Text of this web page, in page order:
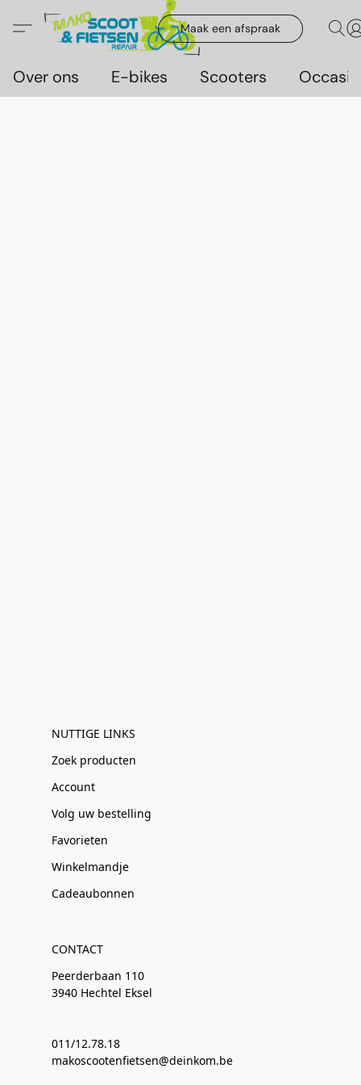
Maak een afspraak
Over ons E-bikes Scooters
NUTTIGE LINKS
Zoek producten
Account
Volg uw bestelling
Favorieten
Winkelmandje
Cadeaubonnen
CONTACT
Peerderbaan 110
3940 Hechtel Eksel
011/12.78.18
makoscootenfietsen@deinkom.be